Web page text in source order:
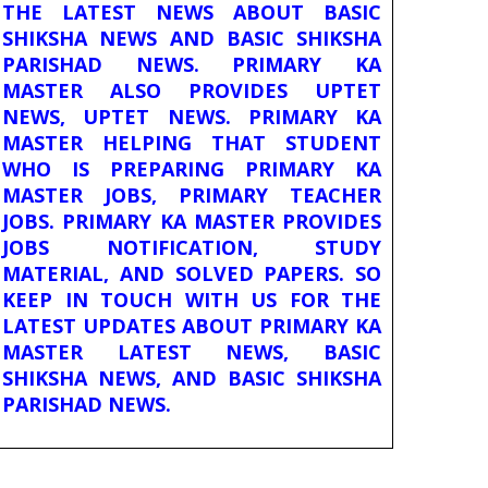
THE LATEST NEWS ABOUT BASIC
SHIKSHA NEWS AND BASIC SHIKSHA
PARISHAD NEWS. PRIMARY KA
MASTER ALSO PROVIDES UPTET
NEWS, UPTET NEWS. PRIMARY KA
MASTER HELPING THAT STUDENT
WHO IS PREPARING PRIMARY KA
MASTER JOBS, PRIMARY TEACHER
JOBS. PRIMARY KA MASTER PROVIDES
JOBS NOTIFICATION, STUDY
MATERIAL, AND SOLVED PAPERS. SO
KEEP IN TOUCH WITH US FOR THE
LATEST UPDATES ABOUT PRIMARY KA
MASTER LATEST NEWS, BASIC
SHIKSHA NEWS, AND BASIC SHIKSHA
PARISHAD NEWS.